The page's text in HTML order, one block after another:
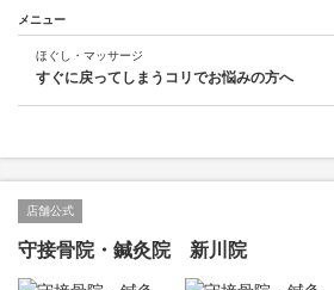
メニュー
ほぐし・マッサージ
すぐに戻ってしまうコリでお悩みの方へ
店舗公式
守接骨院・鍼灸院 新川院